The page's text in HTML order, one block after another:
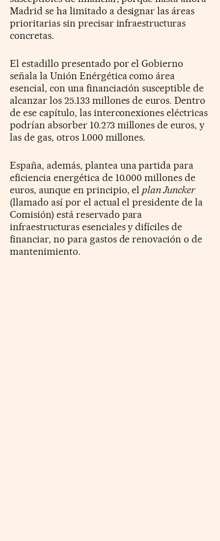
Madrid se ha limitado a designar las áreas
prioritarias sin precisar infraestructuras
concretas.
El estadillo presentado por el Gobierno
señala la Unión Enérgética como área
esencial, con una financiación susceptible de
alcanzar los 25.133 millones de euros. Dentro
de ese capítulo, las interconexiones eléctricas
podrían absorber 10.273 millones de euros, y
las de gas, otros 1.000 millones.
España, además, plantea una partida para
eficiencia energética de 10.000 millones de
euros, aunque en principio, elplan Juncker
(llamado así por el actual el presidente de la
Comisión) está reservado para
infraestructuras esenciales y difíciles de
financiar, no para gastos de renovación o de
mantenimiento.